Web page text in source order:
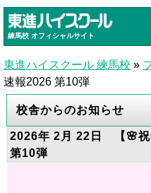
練馬校 オフィシャルサイト
東進ハイスクール 練馬校 »
速報2026 第10弾
校舎からのお知らせ
2026年 2月 22日 【🌸祝
第10弾